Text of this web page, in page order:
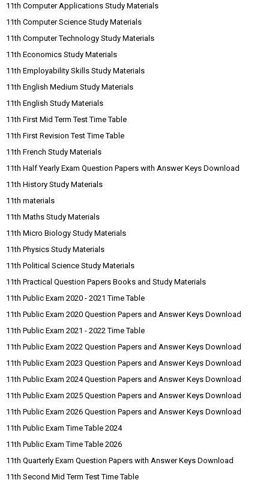
11th Computer Applications Study Materials
11th Computer Science Study Materials
11th Computer Technology Study Materials
11th Economics Study Materials
11th Employability Skills Study Materials
11th English Medium Study Materials
11th English Study Materials
11th First Mid Term Test Time Table
11th First Revision Test Time Table
11th French Study Materials
11th Half Yearly Exam Question Papers with Answer Keys Download
11th History Study Materials
11th materials
11th Maths Study Materials
11th Micro Biology Study Materials
11th Physics Study Materials
11th Political Science Study Materials
11th Practical Question Papers Books and Study Materials
11th Public Exam 2020 - 2021 Time Table
11th Public Exam 2020 Question Papers and Answer Keys Download
11th Public Exam 2021 - 2022 Time Table
11th Public Exam 2022 Question Papers and Answer Keys Download
11th Public Exam 2023 Question Papers and Answer Keys Download
11th Public Exam 2024 Question Papers and Answer Keys Download
11th Public Exam 2025 Question Papers and Answer Keys Download
11th Public Exam 2026 Question Papers and Answer Keys Download
11th Public Exam Time Table 2024
11th Public Exam Time Table 2026
11th Quarterly Exam Question Papers with Answer Keys Download
11th Second Mid Term Test Time Table